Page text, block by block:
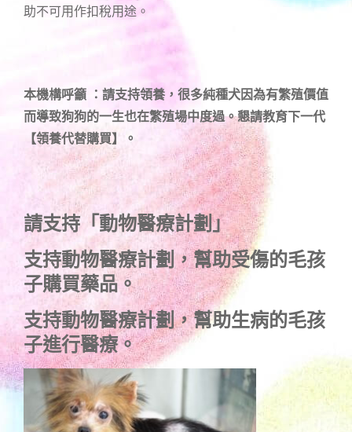
助不可用作扣稅用途。
本機構呼籲 ：請支持領養，很多純種犬因為有繁殖價值
而導致狗狗的一生也在繁殖場中度過。懇請教育下一代
【領養代替購買】。
請支持「動物醫療計劃」
支持動物醫療計劃 ，幫助受傷的毛孩
子購買藥品。
支持動物醫療計劃，幫助生病的毛孩
子進行醫療。